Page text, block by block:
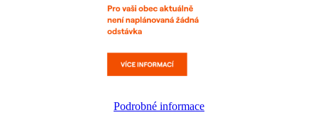
Podrobné informace